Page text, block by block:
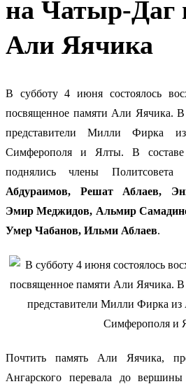
на Чатыр-Даг
Али Яячика
В субботу 4 июня состоялось
посвященное памяти Али Яячика. В
представители Милли Фирка
Симферополя и Ялты. В
поднялись члены
Абдураимов, Решат Аблаев,
Эмир Меджидов, Альмир
Умер Чабанов, Ильми Аблаев.
Почтить память Али Яячика,
Ангарского перевала до